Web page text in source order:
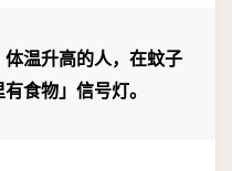
温升高的人，在蚊子
食物」信号灯。